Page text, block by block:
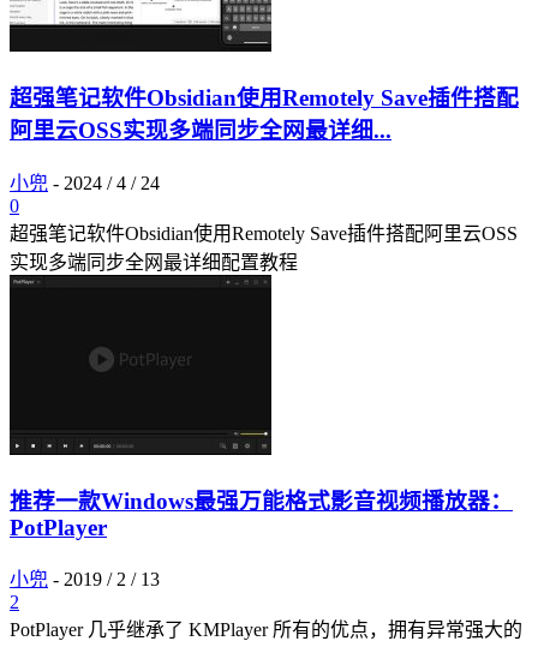
超强笔记软件Obsidian使用Remotely Save插件搭配
阿里云OSS实现多端同步全网最详细...
小兜 - 2024 / 4 / 24
0
超强笔记软件Obsidian使用Remotely Save插件搭配阿里云OSS
实现多端同步全网最详细配置教程
推荐一款Windows最强万能格式影音视频播放器：
PotPlayer
小兜 - 2019 / 2 / 13
2
PotPlayer 几乎继承了 KMPlayer 所有的优点，拥有异常强大的